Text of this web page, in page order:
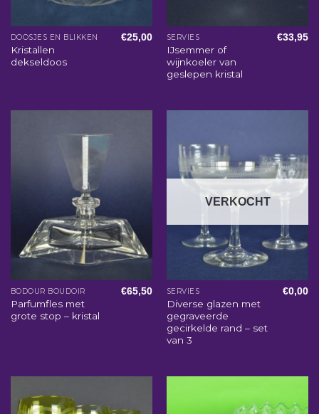
DOOSJES EN BLIKKEN
Kristallen
dekseldoos
€25,00 SERVIES
IJsemmer of
wijnkoeler van
geslepen kristal
€33,95
BODOUR BOUDOIR
Parfumfles met
grote stop – kristal
€65,50
VERKOCHT
SERVIES
Diverse glazen met
gegraveerde
gecirkelde rand – set
van 3
€0,00